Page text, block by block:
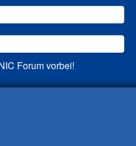
Forum vorbei!